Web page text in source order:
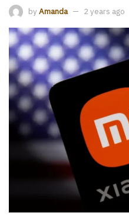
by Amanda 2 years ago